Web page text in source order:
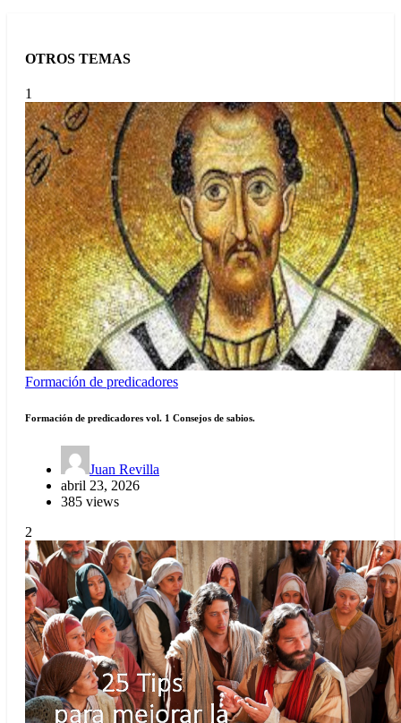
OTROS TEMAS
1
Formación de predicadores
Formación de predicadores vol. 1 Consejos de sabios.
Juan Revilla
abril 23, 2026
385 views
2